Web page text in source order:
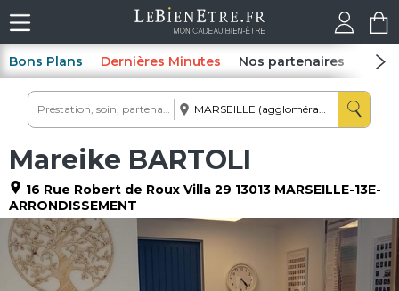
Bons Plans Dernières Minutes Nos partenaires Spas
Mareike BARTOLI
16 Rue Robert de Roux Villa 29 13013 MARSEILLE-13E-
ARRONDISSEMENT